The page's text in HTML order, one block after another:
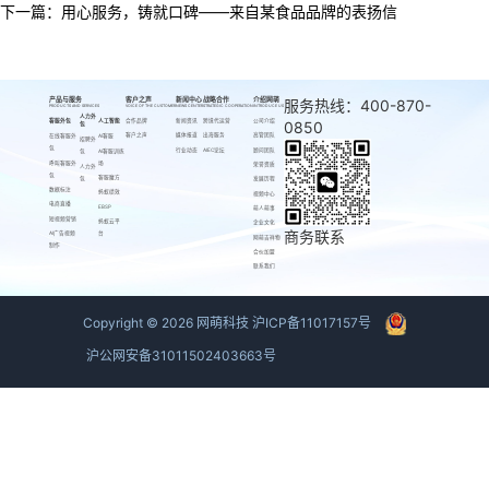
下一篇： 用心服务，铸就口碑——来自某食品品牌的表扬信
产品与服务
PRODUCTS AND SERVICES
客服外包
在线客服外
包
呼叫客服外
包
数据标注
电商直播
短视频营销
AI广告视频
制作
人力外
包
招聘外
包
人力外
包
人工智能
AI客服
AI客服训练
场
客服魔方
蚂蚁绩效
EBSP
蚂蚁云平
台
客户之声
VOICE OF THE CUSTOMER
合作品牌
客户之声
新闻中心
NEWS CENTER
新闻资讯
媒体报道
行业动态
战略合作
STRATEGIC COOPERATION
跨境代运营
出海服务
AIEC论坛
介绍网萌
INTRODUCE US
公司介绍
高管团队
顾问团队
荣誉资质
发展历程
视频中心
萌人萌事
企业文化
网萌吉祥物
合伙加盟
联系我们
服务热线：400-870-
0850
商务联系
Copyright © 2026 网萌科技 沪ICP备11017157号
沪公网安备31011502403663号